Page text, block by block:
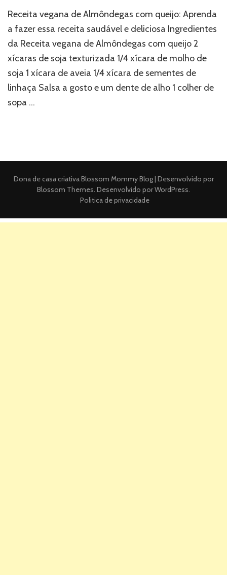
Receita vegana de Almôndegas com queijo: Aprenda
a fazer essa receita saudável e deliciosa Ingredientes
da Receita vegana de Almôndegas com queijo 2
xícaras de soja texturizada 1/4 xícara de molho de
soja 1 xícara de aveia 1/4 xícara de sementes de
linhaça Salsa a gosto e um dente de alho 1 colher de
sopa …
Dona de casa criativaBlossom Mommy Blog | Desenvolvido por
Blossom Themes. Desenvolvido porWordPress.
Politica de privacidade